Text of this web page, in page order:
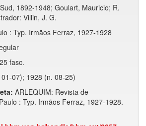
1892-1948; Goulart, Mauricio; R.
Villin, J. G.
: Typ. Irmãos Ferraz, 1927-1928
25 fasc.
07); 1928 (n. 08-25)
ARLEQUIM: Revista de
: Typ. Irmãos Ferraz, 1927-1928.